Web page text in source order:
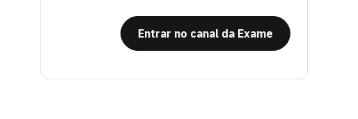
Entrar no canal da Exame